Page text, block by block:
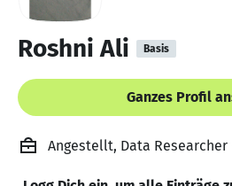
Roshni Ali Basis
Ganzes Profil
Angestellt, Data Researcher